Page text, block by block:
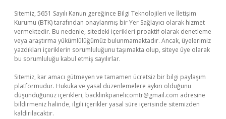
Sitemiz, 5651 Sayılı Kanun gereğince Bilgi Teknolojileri ve İletişim
Kurumu (BTK) tarafından onaylanmış bir Yer Sağlayıcı olarak hizmet
vermektedir. Bu nedenle, sitedeki içerikleri proaktif olarak denetleme
veya araştırma yükümlülüğümüz bulunmamaktadır. Ancak, üyelerimiz
yazdıkları içeriklerin sorumluluğunu taşımakta olup, siteye üye olarak
bu sorumluluğu kabul etmiş sayılırlar.
Sitemiz, kar amacı gütmeyen ve tamamen ücretsiz bir bilgi paylaşım
platformudur. Hukuka ve yasal düzenlemelere aykırı olduğunu
düşündüğünüz içerikleri, backlinkpanelicomtr@gmail.com adresine
bildirmeniz halinde, ilgili içerikler yasal süre içerisinde sitemizden
kaldırılacaktır.